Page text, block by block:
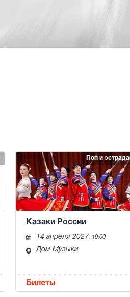
Поп и эстрада
Казаки России
14 апреля 2027, 19:00
Дом Музыки
Билеты